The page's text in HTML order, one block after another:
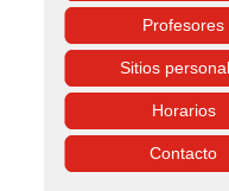
Profesores
Sitios
Horarios
Contacto